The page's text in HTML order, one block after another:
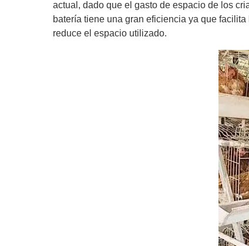
actual, dado que el gasto de espacio de los
batería tiene una gran eficiencia ya que
reduce el espacio utilizado.